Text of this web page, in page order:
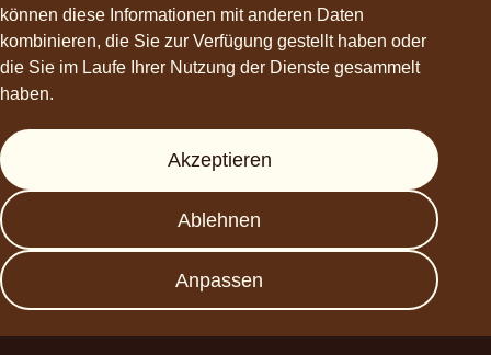
können diese Informationen mit anderen Daten
kombinieren, die Sie zur Verfügung gestellt haben oder
die Sie im Laufe Ihrer Nutzung der Dienste gesammelt
haben.
Akzeptieren
Ablehnen
Anpassen
hello@choviva.com
Hilfe
Presse
FAQs
Datenschutz
Impressum